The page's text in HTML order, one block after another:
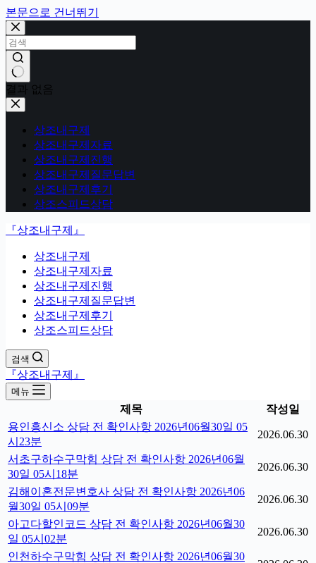
본문으로 건너뛰기
결과 없음
상조내구제
상조내구제자료
상조내구제진행
상조내구제질문답변
상조내구제후기
상조스피드상담
『상조내구제』
상조내구제
상조내구제자료
상조내구제진행
상조내구제질문답변
상조내구제후기
상조스피드상담
검색
『상조내구제』
메뉴
제목
작성일
용인흥신소 상담 전 확인사항 2026년06월30일 05
시23분
2026.06.30
서초구하수구막힘 상담 전 확인사항 2026년06월
30일 05시18분
2026.06.30
김해이혼전문변호사 상담 전 확인사항 2026년06
월30일 05시09분
2026.06.30
아고다할인코드 상담 전 확인사항 2026년06월30
일 05시02분
2026.06.30
인천하수구막힘 상담 전 확인사항 2026년06월30